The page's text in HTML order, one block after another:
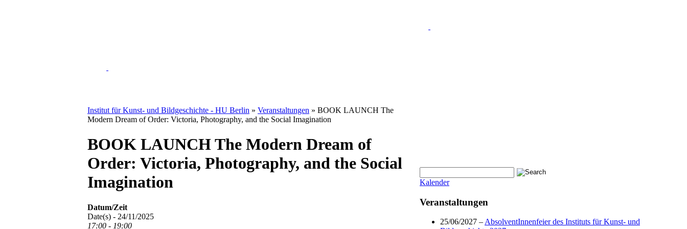
Institut für Kunst- und Bildgeschichte - HU Berlin » Veranstaltungen » BOOK LAUNCH The
Modern Dream of Order: Victoria, Photography, and the Social Imagination
BOOK LAUNCH The Modern Dream of
Order: Victoria, Photography, and the Social
Imagination
Datum/Zeit
Date(s) - 24/11/2025
17:00 - 19:00
Kalender
Veranstaltungen
25/06/2027 –AbsolventInnenfeier des Instituts für Kunst- und